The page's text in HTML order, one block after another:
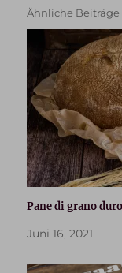
Ähnliche Beiträge
Pane di grano
Juni 16, 2021